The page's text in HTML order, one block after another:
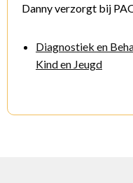
Danny verzorgt bij
Diagnostiek en
Kind en Jeugd